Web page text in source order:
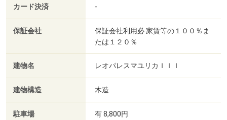
カード決済 -
保証会社
保証会社利用必 家賃等の１００％ま
たは１２０％
建物名 レオパレスマユリカＩＩＩ
建物構造 木造
駐車場 有 8,800円